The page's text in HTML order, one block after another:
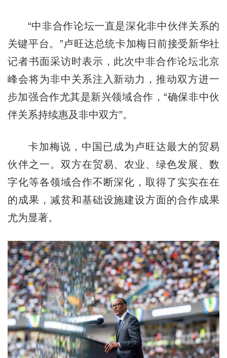
“中非合作论坛一直是深化非中伙伴关系的
关键平台。”卢旺达总统卡加梅日前接受新华社
记者书面采访时表示，此次中非合作论坛北京
峰会将为非中关系注入新动力，推动双方进一
步加强合作尤其是新兴领域合作，“确保非中伙
伴关系持续惠及非中双方”。
卡加梅说，中国已成为卢旺达最大的贸易
伙伴之一。双方在贸易、农业、绿色发展、数
字化等各领域合作不断深化，取得了实实在在
的成果，减贫和基础设施建设方面的合作成果
尤为显著。